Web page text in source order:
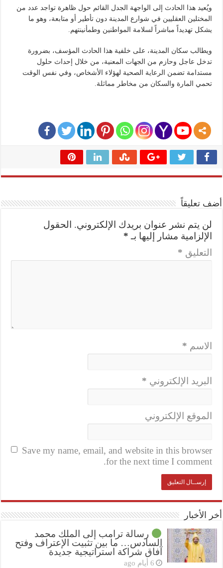
ويُعيد هذا الحادث إلى الواجهة الجدل القائم حول ظاهرة تواجد عدد من
المختلين العقليين في شوارع المدينة دون تأطير أو متابعة، وهو ما
يشكل تهديداً مباشراً لسلامة المواطنين وطمأنينتهم.
ويطالب سكان المدينة، على خلفية هذا الحادث المؤسف، بضرورة
تدخل عاجل وحازم من الجهات المعنية، من خلال إحداث حلول
مستدامة تضمن الرعاية الصحية لهؤلاء الأشخاص، وفي نفس الوقت
تحمي المارة والسكان من مخاطر مماثلة.
أضف تعليقاً
لن يتم نشر عنوان بريدك الإلكتروني.
الحقول
الإلزامية مشار إليها بـ *
التعليق *
الاسم *
البريد الإلكتروني *
الموقع الإلكتروني
Save my name, email, and website in this browser
for the next time I comment.
أخر الأخبار
رسالة ترامب إلى الملك محمد
السادس… ما بين تثبيت الإعتراف وفتح
آفاق شراكة استراتيجية جديدة
6 أيام ago